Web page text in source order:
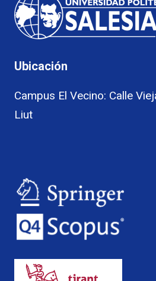
Ubicación
Campus El Vecino: Calle
Liut